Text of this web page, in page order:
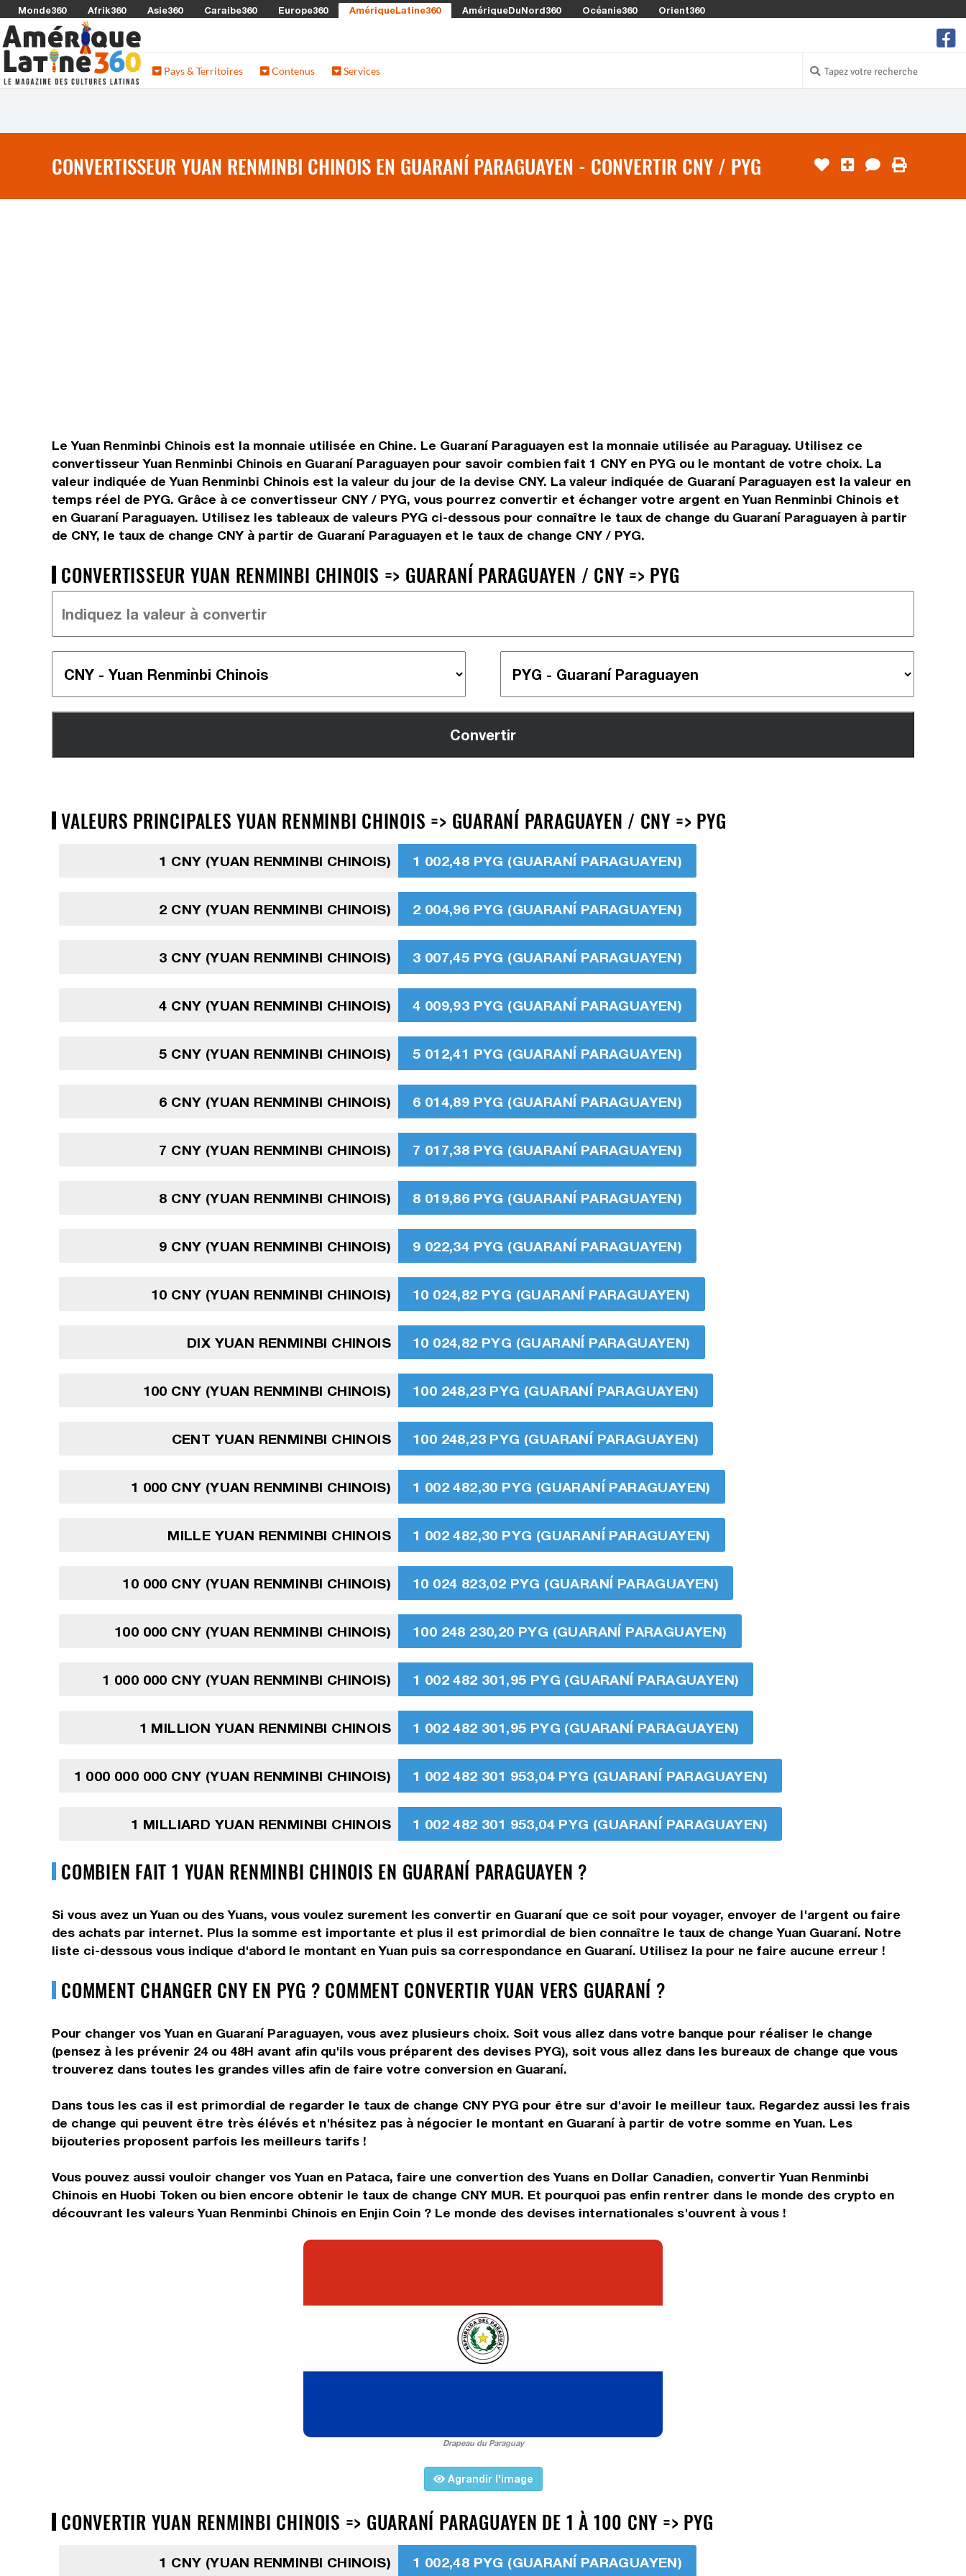
Monde360 Afrik360 Asie360 Caraibe360 Europe360 AmériqueLatine360 AmériqueDuNord360 Océanie360 Orient360
Pays & Territoires Contenus Services
CONVERTISSEUR YUAN RENMINBI CHINOIS EN GUARANÍ PARAGUAYEN - CONVERTIR CNY / PYG
Le Yuan Renminbi Chinois est la monnaie utilisée en Chine. Le Guaraní Paraguayen est la monnaie utilisée au Paraguay. Utilisez ce
convertisseur Yuan Renminbi Chinois en Guaraní Paraguayen pour savoir combien fait 1 CNY en PYG ou le montant de votre choix. La
valeur indiquée de Yuan Renminbi Chinois est la valeur du jour de la devise CNY. La valeur indiquée de Guaraní Paraguayen est la valeur en
temps réel de PYG. Grâce à ce convertisseur CNY / PYG, vous pourrez convertir et échanger votre argent en Yuan Renminbi Chinois et
en Guaraní Paraguayen. Utilisez les tableaux de valeurs PYG ci-dessous pour connaître le taux de change du Guaraní Paraguayen à partir
de CNY, le taux de change CNY à partir de Guaraní Paraguayen et le taux de change CNY / PYG.
CONVERTISSEUR YUAN RENMINBI CHINOIS => GUARANÍ PARAGUAYEN / CNY => PYG
VALEURS PRINCIPALES YUAN RENMINBI CHINOIS => GUARANÍ PARAGUAYEN / CNY => PYG
1 CNY (YUAN RENMINBI CHINOIS) 1 002,48 PYG (GUARANÍ PARAGUAYEN)
2 CNY (YUAN RENMINBI CHINOIS) 2 004,96 PYG (GUARANÍ PARAGUAYEN)
3 CNY (YUAN RENMINBI CHINOIS) 3 007,45 PYG (GUARANÍ PARAGUAYEN)
4 CNY (YUAN RENMINBI CHINOIS) 4 009,93 PYG (GUARANÍ PARAGUAYEN)
5 CNY (YUAN RENMINBI CHINOIS) 5 012,41 PYG (GUARANÍ PARAGUAYEN)
6 CNY (YUAN RENMINBI CHINOIS) 6 014,89 PYG (GUARANÍ PARAGUAYEN)
7 CNY (YUAN RENMINBI CHINOIS) 7 017,38 PYG (GUARANÍ PARAGUAYEN)
8 CNY (YUAN RENMINBI CHINOIS) 8 019,86 PYG (GUARANÍ PARAGUAYEN)
9 CNY (YUAN RENMINBI CHINOIS) 9 022,34 PYG (GUARANÍ PARAGUAYEN)
10 CNY (YUAN RENMINBI CHINOIS) 10 024,82 PYG (GUARANÍ PARAGUAYEN)
DIX YUAN RENMINBI CHINOIS 10 024,82 PYG (GUARANÍ PARAGUAYEN)
100 CNY (YUAN RENMINBI CHINOIS) 100 248,23 PYG (GUARANÍ PARAGUAYEN)
CENT YUAN RENMINBI CHINOIS 100 248,23 PYG (GUARANÍ PARAGUAYEN)
1 000 CNY (YUAN RENMINBI CHINOIS) 1 002 482,30 PYG (GUARANÍ PARAGUAYEN)
MILLE YUAN RENMINBI CHINOIS 1 002 482,30 PYG (GUARANÍ PARAGUAYEN)
10 000 CNY (YUAN RENMINBI CHINOIS) 10 024 823,02 PYG (GUARANÍ PARAGUAYEN)
100 000 CNY (YUAN RENMINBI CHINOIS) 100 248 230,20 PYG (GUARANÍ PARAGUAYEN)
1 000 000 CNY (YUAN RENMINBI CHINOIS) 1 002 482 301,95 PYG (GUARANÍ PARAGUAYEN)
1 MILLION YUAN RENMINBI CHINOIS 1 002 482 301,95 PYG (GUARANÍ PARAGUAYEN)
1 000 000 000 CNY (YUAN RENMINBI CHINOIS) 1 002 482 301 953,04 PYG (GUARANÍ PARAGUAYEN)
1 MILLIARD YUAN RENMINBI CHINOIS 1 002 482 301 953,04 PYG (GUARANÍ PARAGUAYEN)
COMBIEN FAIT 1 YUAN RENMINBI CHINOIS EN GUARANÍ PARAGUAYEN ?
Si vous avez un Yuan ou des Yuans, vous voulez surement les convertir en Guaraní que ce soit pour voyager, envoyer de l'argent ou faire
des achats par internet. Plus la somme est importante et plus il est primordial de bien connaître le taux de change Yuan Guaraní. Notre
liste ci-dessous vous indique d'abord le montant en Yuan puis sa correspondance en Guaraní. Utilisez la pour ne faire aucune erreur !
COMMENT CHANGER CNY EN PYG ? COMMENT CONVERTIR YUAN VERS GUARANÍ ?
Pour changer vos Yuan en Guaraní Paraguayen, vous avez plusieurs choix. Soit vous allez dans votre banque pour réaliser le change
(pensez à les prévenir 24 ou 48H avant afin qu'ils vous préparent des devises PYG), soit vous allez dans les bureaux de change que vous
trouverez dans toutes les grandes villes afin de faire votre conversion en Guaraní.
Dans tous les cas il est primordial de regarder le taux de change CNY PYG pour être sur d'avoir le meilleur taux. Regardez aussi les frais
de change qui peuvent être très élévés et n'hésitez pas à négocier le montant en Guaraní à partir de votre somme en Yuan. Les
bijouteries proposent parfois les meilleurs tarifs !
Vous pouvez aussi vouloir changer vos Yuan en Pataca, faire une convertion des Yuans en Dollar Canadien, convertir Yuan Renminbi
Chinois en Huobi Token ou bien encore obtenir le taux de change CNY MUR. Et pourquoi pas enfin rentrer dans le monde des crypto en
découvrant les valeurs Yuan Renminbi Chinois en Enjin Coin ? Le monde des devises internationales s'ouvrent à vous !
Drapeau du Paraguay
Agrandir l'image
CONVERTIR YUAN RENMINBI CHINOIS => GUARANÍ PARAGUAYEN DE 1 À 100 CNY => PYG
1 CNY (YUAN RENMINBI CHINOIS) 1 002,48 PYG (GUARANÍ PARAGUAYEN)